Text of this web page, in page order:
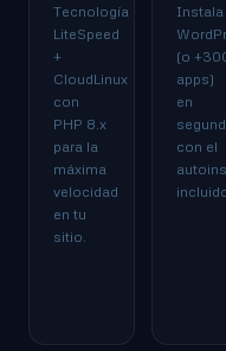
Tecnología
LiteSpeed
+
CloudLinux
con
PHP 8.x
para la
máxima
velocidad
en tu
sitio.
Instala
(o
apps)
en
con el